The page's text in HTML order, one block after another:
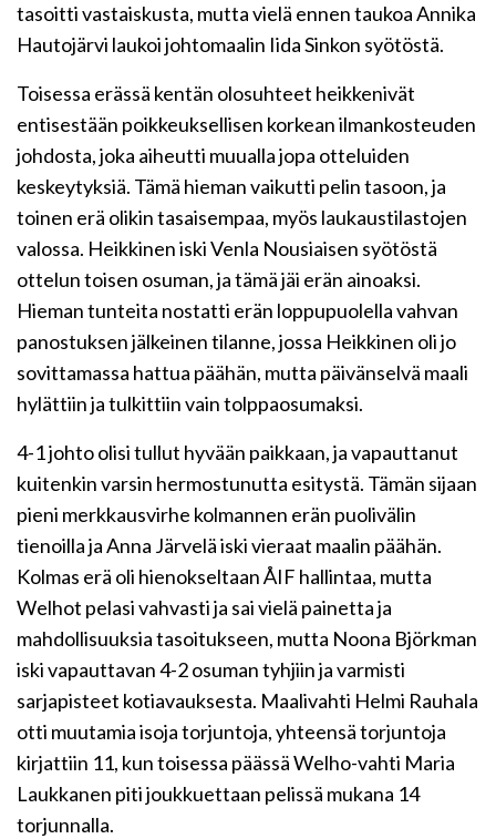
tasoitti vastaiskusta, mutta vielä ennen taukoa Annika
Hautojärvi laukoi johtomaalin Iida Sinkon syötöstä.
Toisessa erässä kentän olosuhteet heikkenivät
entisestään poikkeuksellisen korkean ilmankosteuden
johdosta, joka aiheutti muualla jopa otteluiden
keskeytyksiä. Tämä hieman vaikutti pelin tasoon, ja
toinen erä olikin tasaisempaa, myös laukaustilastojen
valossa. Heikkinen iski Venla Nousiaisen syötöstä
ottelun toisen osuman, ja tämä jäi erän ainoaksi.
Hieman tunteita nostatti erän loppupuolella vahvan
panostuksen jälkeinen tilanne, jossa Heikkinen oli jo
sovittamassa hattua päähän, mutta päivänselvä maali
hylättiin ja tulkittiin vain tolppaosumaksi.
4-1 johto olisi tullut hyvään paikkaan, ja vapauttanut
kuitenkin varsin hermostunutta esitystä. Tämän sijaan
pieni merkkausvirhe kolmannen erän puolivälin
tienoilla ja Anna Järvelä iski vieraat maalin päähän.
Kolmas erä oli hienokseltaan ÅIF hallintaa, mutta
Welhot pelasi vahvasti ja sai vielä painetta ja
mahdollisuuksia tasoitukseen, mutta Noona Björkman
iski vapauttavan 4-2 osuman tyhjiin ja varmisti
sarjapisteet kotiavauksesta. Maalivahti Helmi Rauhala
otti muutamia isoja torjuntoja, yhteensä torjuntoja
kirjattiin 11, kun toisessa päässä Welho-vahti Maria
Laukkanen piti joukkuettaan pelissä mukana 14
torjunnalla.